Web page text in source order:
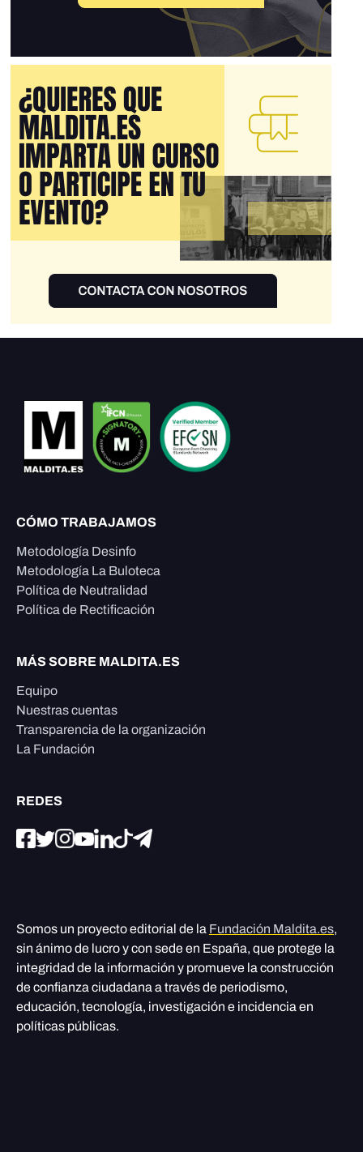
CÓMO TRABAJAMOS
Metodología Desinfo
Metodología La Buloteca
Política de Neutralidad
Política de Rectificación
MÁS SOBRE MALDITA.ES
Equipo
Nuestras cuentas
Transparencia de la organización
La Fundación
REDES
Somos un proyecto editorial de la Fundación Maldita.es,
sin ánimo de lucro y con sede en España, que protege la
integridad de la información y promueve la construcción
de confianza ciudadana a través de periodismo,
educación, tecnología, investigación e incidencia en
políticas públicas.